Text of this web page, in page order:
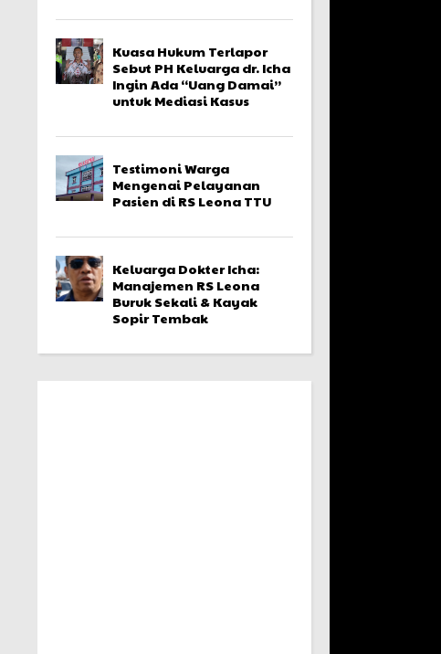
Kuasa Hukum Terlapor
Sebut PH Keluarga dr. Icha
Ingin Ada “Uang Damai”
untuk Mediasi Kasus
Testimoni Warga
Mengenai Pelayanan
Pasien di RS Leona TTU
Keluarga Dokter Icha:
Manajemen RS Leona
Buruk Sekali & Kayak
Sopir Tembak